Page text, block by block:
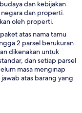
dan kebijakan
dan properti.
oleh properti.
atas nama tamu
2 parsel berukuran
dikenakan untuk
dan setiap parsel
masa menginap
atas barang yang